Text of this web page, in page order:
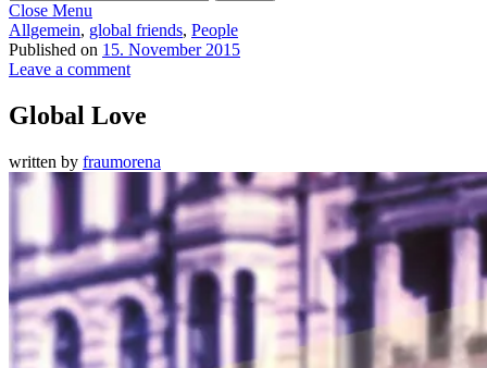
Close Menu
Allgemein, global friends, People
Published on 15. November 2015
Leave a comment
Global Love
written by fraumorena